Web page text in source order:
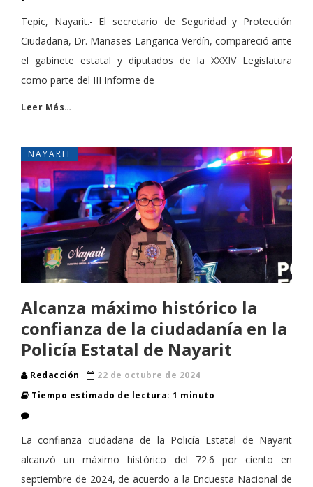
Tepic, Nayarit.- El secretario de Seguridad y Protección
Ciudadana, Dr. Manases Langarica Verdín, compareció ante
el gabinete estatal y diputados de la XXXIV Legislatura
como parte del III Informe de
Leer Más…
NAYARIT
Alcanza máximo histórico la
confianza de la ciudadanía en la
Policía Estatal de Nayarit
Redacción
22 de octubre de 2024
Tiempo estimado de lectura: 1 minuto
La confianza ciudadana de la Policía Estatal de Nayarit
alcanzó un máximo histórico del 72.6 por ciento en
septiembre de 2024, de acuerdo a la Encuesta Nacional de